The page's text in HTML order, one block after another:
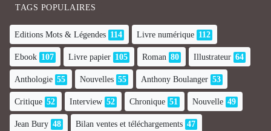
TAGS POPULAIRES
Editions Mots & Légendes 114 Livre numérique 112
Ebook 107 Livre papier 105 Roman 80 Illustrateur 64
Anthologie 55 Nouvelles 55 Anthony Boulanger 53
Critique 52 Interview 52 Chronique 51 Nouvelle 49
Jean Bury 48 Bilan ventes et téléchargements 47